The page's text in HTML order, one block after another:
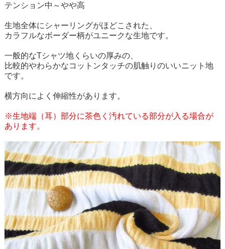
テンション中～やや高
生地全体にシャーリングがほどこされた、
カラフルなボーダー柄がユニークな生地です。
一般的なTシャツ地くらいの厚みの、
比較的やわらかなコットンタッチの肌触りのいいニット地
です。
横方向によく伸縮性があります。
※生地端（耳）部分に茶色く汚れている部分が入る場合が
あります。